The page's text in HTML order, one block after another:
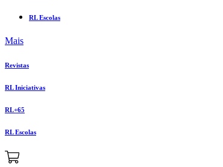
RL Escolas
Mais
Revistas
RL Iniciativas
RL+65
RL Escolas